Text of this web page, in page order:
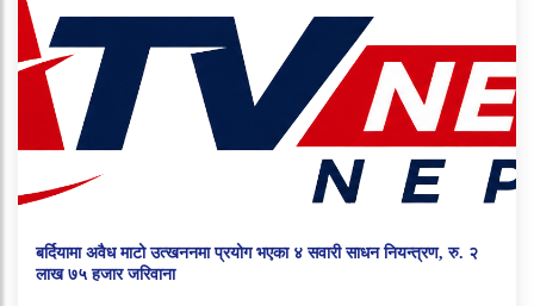
बर्दियामा अवैध माटो उत्खननमा प्रयोग भएका ४ सवारी साधन नियन्त्रण, रु. २
लाख ७५ हजार जरिवाना